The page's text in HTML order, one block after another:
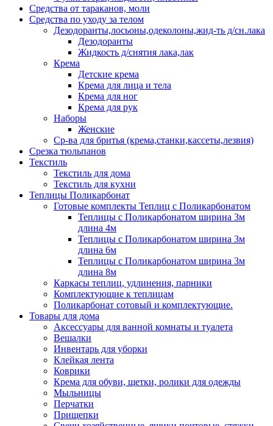
Средства от тараканов, моли
Средства по уходу за телом
Дезодоранты,лосьоны,одеколоны,жид-ть д/сн.лака
Дезодоранты
Жидкость д/снятия лака,лак
Крема
Детские крема
Крема для лица и тела
Крема для ног
Крема для рук
Наборы
Женские
Ср-ва для бритья (крема,станки,кассеты,лезвия)
Срезка тюльпанов
Текстиль
Текстиль для дома
Текстиль для кухни
Теплицы Поликарбонат
Готовые комплекты Теплиц с Поликарбонатом
Теплицы с Поликарбонатом ширина 3м
длина 4м
Теплицы с Поликарбонатом ширина 3м
длина 6м
Теплицы с Поликарбонатом ширина 3м
длина 8м
Каркасы теплиц, удлинения, парники
Комплектующие к теплицам
Поликарбонат сотовый и комплектующие.
Товары для дома
Аксессуары для ванной комнаты и туалета
Вешалки
Инвентарь для уборки
Клейкая лента
Коврики
Крема для обуви, щетки, ролики для одежды
Мыльницы
Перчатки
Прищепки